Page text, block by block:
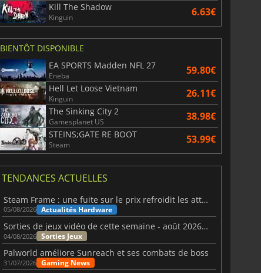
Kill The Shadow
Kinguin 6.63€
BIENTÔT DISPONIBLE
EA SPORTS Madden NFL 27
Eneba 59.80€
Hell Let Loose Vietnam
Kinguin 26.11€
The Sinking City 2
Gamesplanet US 38.98€
STEINS;GATE RE BOOT
Steam 53.99€
TENDANCES ACTUELLES
Steam Frame : une fuite sur le prix refroidit les attentes VR
05/08/2026 Actualités Hardware
Sorties de jeux vidéo de cette semaine - août 2026 (semaine 32)
04/08/2026 Sorties Jeux
Palworld améliore Sunreach et ses combats de boss
31/07/2026 Gaming News